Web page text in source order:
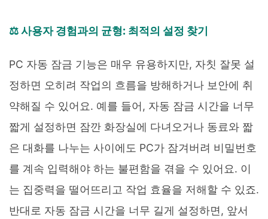
⚖️ 사용자 경험과의 균형: 최적의 설정 찾기
PC 자동 잠금 기능은 매우 유용하지만, 자칫 잘못 설
정하면 오히려 작업의 흐름을 방해하거나 보안에 취
약해질 수 있어요. 예를 들어, 자동 잠금 시간을 너무
짧게 설정하면 잠깐 화장실에 다녀오거나 동료와 짧
은 대화를 나누는 사이에도 PC가 잠겨버려 비밀번호
를 계속 입력해야 하는 불편함을 겪을 수 있어요. 이
는 집중력을 떨어뜨리고 작업 효율을 저해할 수 있죠.
반대로 자동 잠금 시간을 너무 길게 설정하면, 앞서